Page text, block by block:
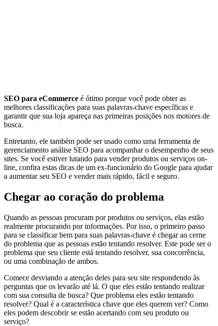
SEO para eCommerce é ótimo porque você pode obter as
melhores classificações para suas palavras-chave específicas e
garantir que sua loja apareça nas primeiras posições nos motores de
busca.
Entretanto, ele também pode ser usado como uma ferramenta de
gerenciamento análise SEO para acompanhar o desempenho de seus
sites. Se você estiver lutando para vender produtos ou serviços on-
line, confira estas dicas de um ex-funcionário do Google para ajudar
a aumentar seu SEO e vender mais rápido, fácil e seguro.
Chegar ao coração do problema
Quando as pessoas procuram por produtos ou serviços, elas estão
realmente procurando por informações. Por isso, o primeiro passo
para se classificar bem para suas palavras-chave é chegar ao cerne
do problema que as pessoas estão tentando resolver. Este pode ser o
problema que seu cliente está tentando resolver, sua concorrência,
ou uma combinação de ambos.
Comece desviando a atenção deles para seu site respondendo às
perguntas que os levarão até lá. O que eles estão tentando realizar
com sua consulta de busca? Que problema eles estão tentando
resolver? Qual é a característica chave que eles querem ver? Como
eles podem descobrir se estão acertando com seu produto ou
serviço?